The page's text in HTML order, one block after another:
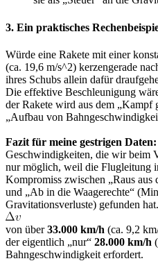
3. Ein praktisches
Würde eine Rakete mit einer
(ca. 19,6 m/s^2) kerzengerade
ihres Schubs allein dafür
Die effektive Beschleunigung
der Rakete wird aus dem „Kampf
„Aufbau von
Fazit für meine gestrigen Daten:
Geschwindigkeiten, die wir beim
nur möglich, weil die Flugleitung
Kompromiss zwischen „Raus
und „Ab in die Waagerechte“
Gravitationsverluste) gefunden hat.
von über33.000 km/h (ca. 9,2
der eigentlich „nur“ 28.000 km/h
Bahngeschwindigkeit erfordert.